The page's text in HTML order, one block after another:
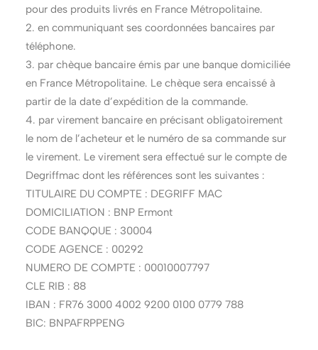
pour des produits livrés en France Métropolitaine.
2. en communiquant ses coordonnées bancaires par
téléphone.
3. par chèque bancaire émis par une banque domiciliée
en France Métropolitaine. Le chèque sera encaissé à
partir de la date d’expédition de la commande.
4. par virement bancaire en précisant obligatoirement
le nom de l’acheteur et le numéro de sa commande sur
le virement. Le virement sera effectué sur le compte de
Degriffmac dont les références sont les suivantes :
TITULAIRE DU COMPTE : DEGRIFF MAC
DOMICILIATION : BNP Ermont
CODE BANQQUE : 30004
CODE AGENCE : 00292
NUMERO DE COMPTE : 00010007797
CLE RIB : 88
IBAN : FR76 3000 4002 9200 0100 0779 788
BIC: BNPAFRPPENG